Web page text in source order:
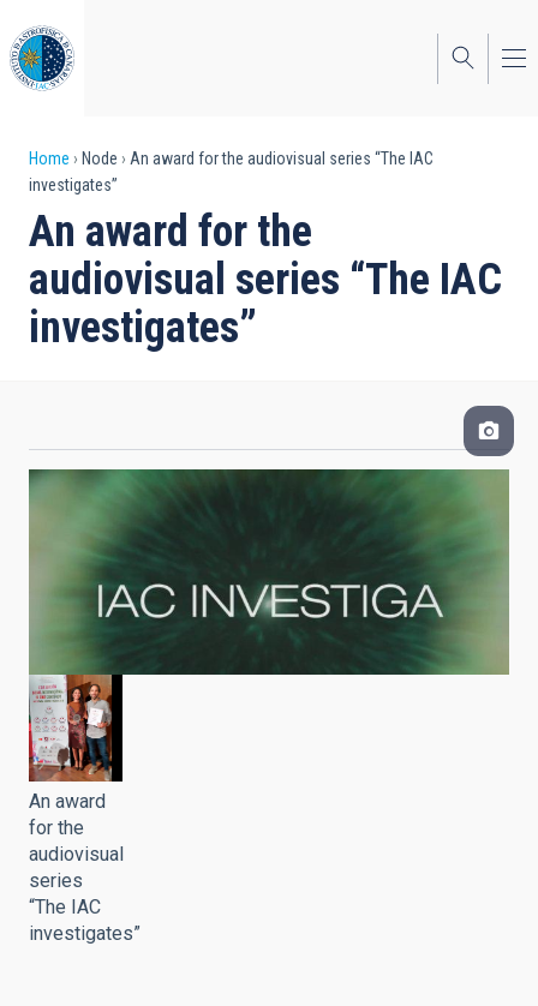
to
main
content
Breadcrumb
Home Node
An award for the audiovisual series “The IAC
investigates”
An award for the
audiovisual series “The IAC
investigates”
An award
for the
audiovisual
series
“The IAC
investigates”